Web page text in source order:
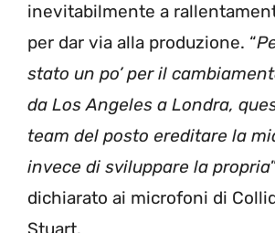
inevitabilmente a
per dar via alla produzione. “
stato un po’ per il
da Los Angeles a Londra,
team del posto ereditare la
invece di sviluppare la propria
dichiarato ai microfoni di